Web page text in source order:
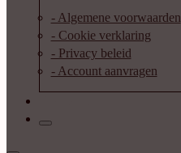
- Algemene voorwaarden
- Cookie verklaring
- Privacy beleid
- Account aanvragen